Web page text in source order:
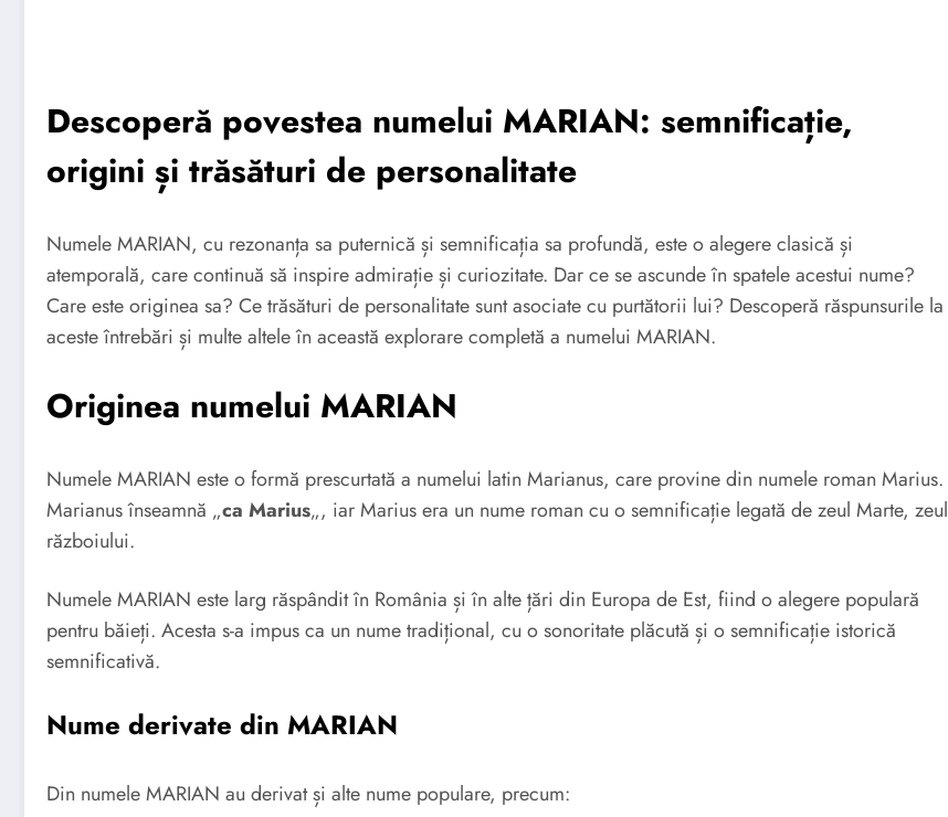
Descoperă povestea numelui MARIAN: semnificație,
origini și trăsături de personalitate
Numele MARIAN, cu rezonanța sa puternică și semnificația sa profundă, este o alegere clasică și
atemporală, care continuă să inspire admirație și curiozitate. Dar ce se ascunde în spatele acestui nume?
Care este originea sa? Ce trăsături de personalitate sunt asociate cu purtătorii lui? Descoperă răspunsurile la
aceste întrebări și multe altele în această explorare completă a numelui MARIAN.
Originea numelui MARIAN
Numele MARIAN este o formă prescurtată a numelui latin Marianus, care provine din numele roman Marius.
Marianus înseamnă „ca Marius„, iar Marius era un nume roman cu o semnificație legată de zeul Marte, zeul
războiului.
Numele MARIAN este larg răspândit în România și în alte țări din Europa de Est, fiind o alegere populară
pentru băieți. Acesta s-a impus ca un nume tradițional, cu o sonoritate plăcută și o semnificație istorică
semnificativă.
Nume derivate din MARIAN
Din numele MARIAN au derivat și alte nume populare, precum: